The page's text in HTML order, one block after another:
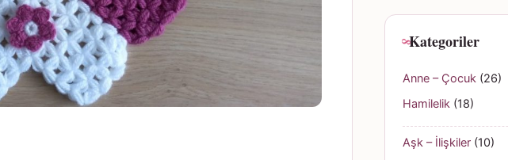
Kategoriler
Anne – Çocuk (26)
Hamilelik (18)
Aşk – İlişkiler (10)